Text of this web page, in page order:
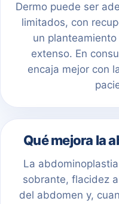
Dermo puede ser
limitados, con
un
extenso. En
encaja mejor con
Qué mejora la
La
sobrante, flacidez
del abdomen y,